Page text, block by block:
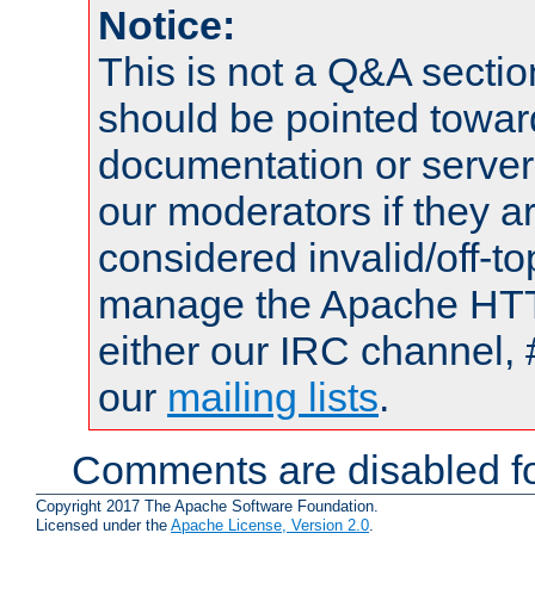
Notice:
This is not a Q&A
should be pointed
documentation or
our moderators if they
considered invalid/off-
manage the Apache
either our IRC channel,
our mailing lists.
Comments are disabled
Copyright 2017 The Apache Software Foundation.
Licensed under the Apache License, Version 2.0.